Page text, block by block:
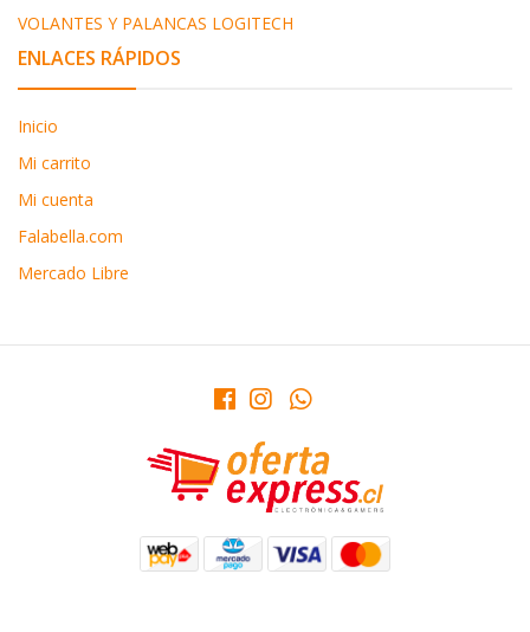
VOLANTES Y PALANCAS LOGITECH
ENLACES RÁPIDOS
Inicio
Mi carrito
Mi cuenta
Falabella.com
Mercado Libre